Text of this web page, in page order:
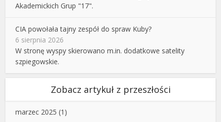
Akademickich Grup "17".
CIA powołała tajny zespół do spraw Kuby?
6 sierpnia 2026
W stronę wyspy skierowano m.in. dodatkowe satelity
szpiegowskie.
Zobacz artykuł z przeszłości
marzec 2025 (1)